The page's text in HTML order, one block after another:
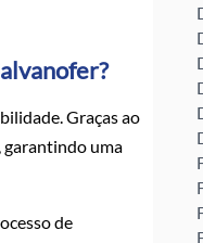
Graças ao
garantindo uma
de